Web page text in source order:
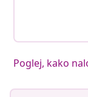
Poglej, kako